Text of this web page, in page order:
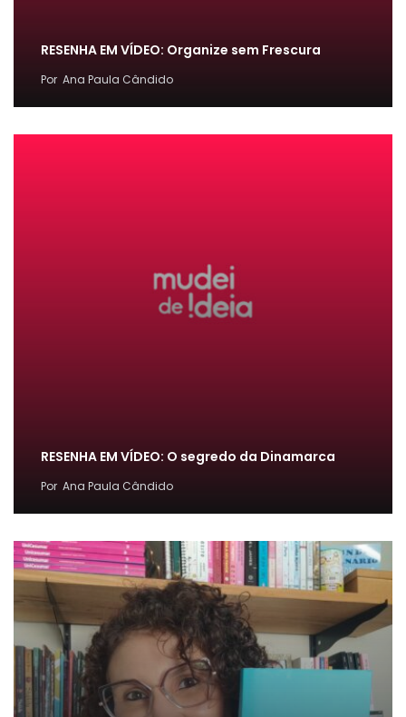
RESENHA EM VÍDEO: Organize sem Frescura
Por Ana Paula Cândido
RESENHA EM VÍDEO: O segredo da Dinamarca
Por Ana Paula Cândido